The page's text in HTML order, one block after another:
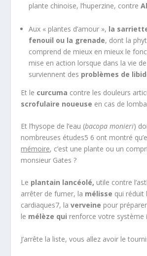
plante chinoise, l’huperzine, contre
Aux « plantes d’amour », la
fenouil ou la grenade, dont la
comprend de mieux en mieux le
mise en action lorsque dans la vie
surviennent des problèmes de
Et le curcuma contre les douleurs
scrofulaire noueuse en cas de
Et l’hysope de l’eau (bacopa monieri)
nombreuses études5 6 ont montré
mémoire, c’est une plante ou un
monsieur Gates ?
Le plantain lancéolé, utile contre
arrêter de fumer, la mélisse qui réduit
cardiaques7, laverveine pour
le mélèze qui renforce votre
J’arrête la liste, vous allez avoir le